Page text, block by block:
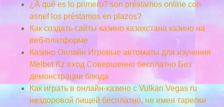
¿Â qué es lo primero? son préstamos online con
asnef los préstamos en plazos?
Как создать сайты казино казахстана казино на
веб-платформе
Казино Онлайн Игровые автоматы для изучения
Melbet Kz вход Совершенно бесплатно Без
демонстрации блюда
Как играть в онлайн-казино с Vulkan Vegas ru
нездоровой пищей бесплатно, не имея тарелки